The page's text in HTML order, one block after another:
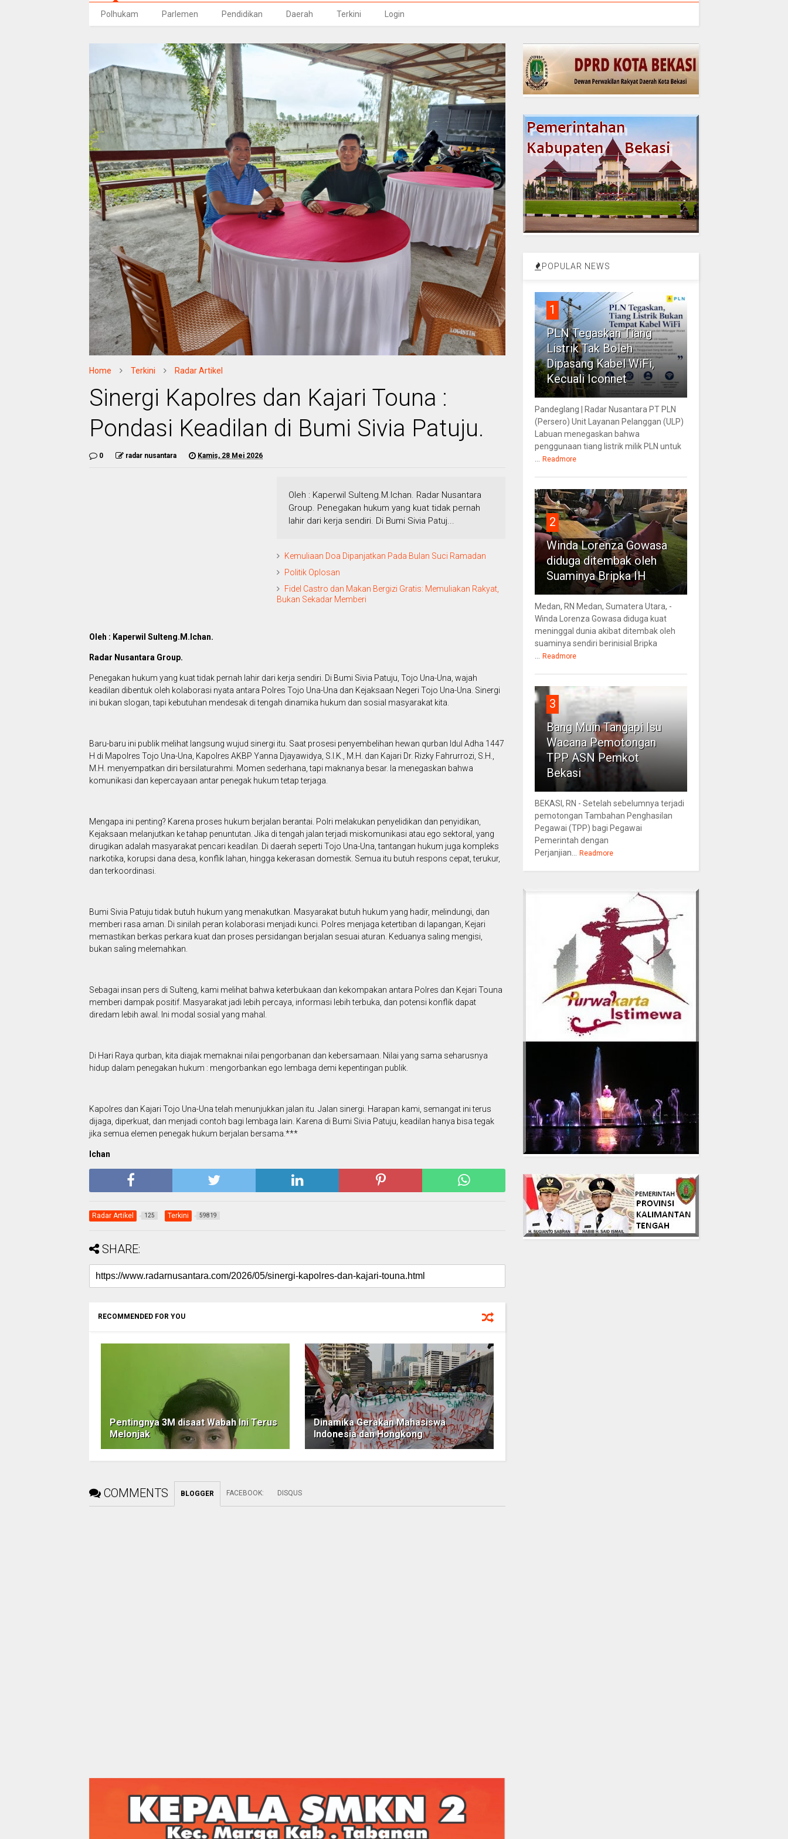
Polhukam Parlemen Pendidikan Daerah Terkini Login
Home Terkini Radar Artikel
Sinergi Kapolres dan Kajari Touna :
Pondasi Keadilan di Bumi Sivia Patuju.
0 radar nusantara Kamis, 28 Mei 2026
Oleh : Kaperwil Sulteng.M.Ichan. Radar Nusantara
Group. Penegakan hukum yang kuat tidak pernah
lahir dari kerja sendiri. Di Bumi Sivia Patuj...
Kemuliaan Doa Dipanjatkan Pada Bulan Suci Ramadan
Politik Oplosan
Fidel Castro dan Makan Bergizi Gratis: Memuliakan Rakyat,
Bukan Sekadar Memberi
Oleh : Kaperwil Sulteng.M.Ichan.
Radar Nusantara Group.
Penegakan hukum yang kuat tidak pernah lahir dari kerja sendiri. Di Bumi Sivia Patuju, Tojo Una-Una, wajah
keadilan dibentuk oleh kolaborasi nyata antara Polres Tojo Una-Una dan Kejaksaan Negeri Tojo Una-Una. Sinergi
ini bukan slogan, tapi kebutuhan mendesak di tengah dinamika hukum dan sosial masyarakat kita.
Baru-baru ini publik melihat langsung wujud sinergi itu. Saat prosesi penyembelihan hewan qurban Idul Adha 1447
H di Mapolres Tojo Una-Una, Kapolres AKBP Yanna Djayawidya, S.I.K., M.H. dan Kajari Dr. Rizky Fahrurrozi, S.H.,
M.H. menyempatkan diri bersilaturahmi. Momen sederhana, tapi maknanya besar. Ia menegaskan bahwa
komunikasi dan kepercayaan antar penegak hukum tetap terjaga.
Mengapa ini penting? Karena proses hukum berjalan berantai. Polri melakukan penyelidikan dan penyidikan,
Kejaksaan melanjutkan ke tahap penuntutan. Jika di tengah jalan terjadi miskomunikasi atau ego sektoral, yang
dirugikan adalah masyarakat pencari keadilan. Di daerah seperti Tojo Una-Una, tantangan hukum juga kompleks
narkotika, korupsi dana desa, konflik lahan, hingga kekerasan domestik. Semua itu butuh respons cepat, terukur,
dan terkoordinasi.
Bumi Sivia Patuju tidak butuh hukum yang menakutkan. Masyarakat butuh hukum yang hadir, melindungi, dan
memberi rasa aman. Di sinilah peran kolaborasi menjadi kunci. Polres menjaga ketertiban di lapangan, Kejari
memastikan berkas perkara kuat dan proses persidangan berjalan sesuai aturan. Keduanya saling mengisi,
bukan saling melemahkan.
Sebagai insan pers di Sulteng, kami melihat bahwa keterbukaan dan kekompakan antara Polres dan Kejari Touna
memberi dampak positif. Masyarakat jadi lebih percaya, informasi lebih terbuka, dan potensi konflik dapat
diredam lebih awal. Ini modal sosial yang mahal.
Di Hari Raya qurban, kita diajak memaknai nilai pengorbanan dan kebersamaan. Nilai yang sama seharusnya
hidup dalam penegakan hukum : mengorbankan ego lembaga demi kepentingan publik.
Kapolres dan Kajari Tojo Una-Una telah menunjukkan jalan itu. Jalan sinergi. Harapan kami, semangat ini terus
dijaga, diperkuat, dan menjadi contoh bagi lembaga lain. Karena di Bumi Sivia Patuju, keadilan hanya bisa tegak
jika semua elemen penegak hukum berjalan bersama.***
Ichan
Radar Artikel 125 Terkini 59819
SHARE:
RECOMMENDED FOR YOU
Pentingnya 3M disaat Wabah Ini Terus
Melonjak
Dinamika Gerakan Mahasiswa
Indonesia dan Hongkong
COMMENTS BLOGGER FACEBOOK: DISQUS
POPULAR NEWS
1
PLN Tegaskan Tiang
Listrik Tak Boleh
Dipasang Kabel WiFi,
Kecuali Iconnet
Pandeglang | Radar Nusantara PT PLN
(Persero) Unit Layanan Pelanggan (ULP)
Labuan menegaskan bahwa
penggunaan tiang listrik milik PLN untuk
Readmore
2
Winda Lorenza Gowasa
diduga ditembak oleh
Suaminya Bripka IH
Medan, RN Medan, Sumatera Utara, -
Winda Lorenza Gowasa diduga kuat
meninggal dunia akibat ditembak oleh
suaminya sendiri berinisial Bripka
Readmore
3
Bang Muin Tangapi Isu
Wacana Pemotongan
TPP ASN Pemkot
Bekasi
BEKASI, RN - Setelah sebelumnya terjadi
pemotongan Tambahan Penghasilan
Pegawai (TPP) bagi Pegawai
Pemerintah dengan
Perjanjian...
Readmore